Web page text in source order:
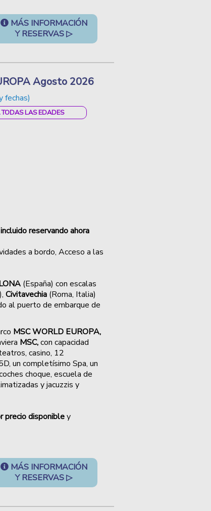
MÁS INFORMACIÓN
Y RESERVAS ▷
Agosto 2026
fechas)
TODAS LAS EDADES
reservando ahora
a bordo, Acceso a las
(España) con escalas
Civitavechia (Roma, Italia)
al puerto de embarque de
MSC WORLD EUROPA,
MSC,con capacidad
casino, 12
un completísimo Spa, un
choque, escuela de
y jacuzzis y
precio disponibley
MÁS INFORMACIÓN
Y RESERVAS ▷